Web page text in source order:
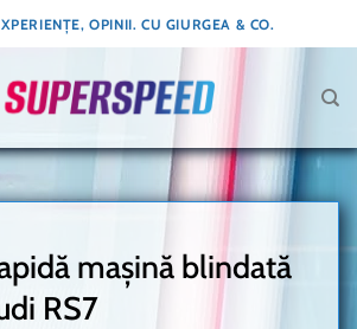
OPINII. CU GIURGEA & CO.
mașină blindată
RS7